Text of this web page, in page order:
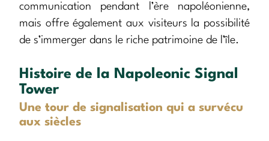
communication pendant l’ère napoléonienne,
mais offre également aux visiteurs la possibilité
de s’immerger dans le riche patrimoine de l’île.
Histoire de la Napoleonic Signal
Tower
Une tour de signalisation qui a survécu
aux siècles